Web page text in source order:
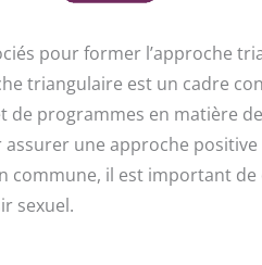
pour former l’approche
triangulaire est un cadre
programmes en matière de
une approche
commune, il est important
sexuel.